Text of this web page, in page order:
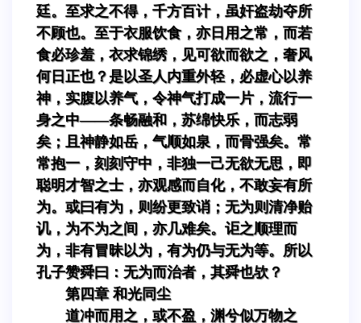
廷。至求之不得，千方百计，虽奸盗劫夺所
不顾也。至于衣服饮食，亦日用之常，而若
食必珍羞，衣求锦绣，见可欲而欲之，奢风
何日正也？是以圣人内重外轻，必虚心以养
神，实腹以养气，令神气打成一片，流行一
身之中——条畅融和，苏绵快乐，而志弱
矣；且神静如岳，气顺如泉，而骨强矣。常
常抱一，刻刻守中，非独一己无欲无思，即
聪明才智之士，亦观感而自化，不敢妄有所
为。或曰有为，则纷更致诮；无为则清净贻
讥，为不为之间，亦几难矣。讵之顺理而
为，非有冒昧以为，有为仍与无为等。所以
孔子赞舜曰：无为而治者，其舜也欤？
第四章 和光同尘
道冲而用之，或不盈，渊兮似万物之